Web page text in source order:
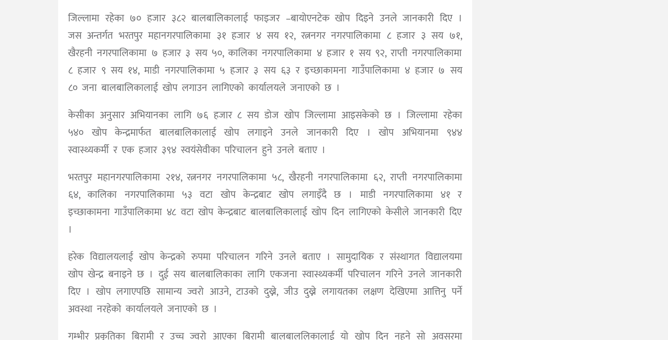
जिल्लामा रहेका ७० हजार ३८२ बालबालिकालाई फाइजर –बायोएनटेक खोप दिइने उनले जानकारी दिए ।
जस अन्तर्गत भरतपुर महानगरपालिकामा ३१ हजार ४ सय १२, रत्ननगर नगरपालिकामा ८ हजार ३ सय ७१,
खैरहनी नगरपालिकामा ७ हजार ३ सय ५०, कालिका नगरपालिकामा ४ हजार १ सय ९२, राप्ती नगरपालिकामा
८ हजार ९ सय १४, माडी नगरपालिकामा ५ हजार ३ सय ६३ र इच्छाकामना गाउँपालिकामा ४ हजार ७ सय
८० जना बालबालिकालाई खोप लगाउन लागिएको कार्यालयले जनाएको छ ।
केसीका अनुसार अभियानका लागि ७६ हजार ८ सय डोज खोप जिल्लामा आइसकेको छ । जिल्लामा रहेका
५४० खोप केन्द्रमार्फत बालबालिकालाई खोप लगाइने उनले जानकारी दिए । खोप अभियानमा ९४४
स्वास्थ्यकर्मी र एक हजार ३९४ स्वयंसेवीका परिचालन हुने उनले बताए ।
भरतपुर महानगरपालिकामा २१४, रत्ननगर नगरपालिकामा ५८, खैरहनी नगरपालिकामा ६२, राप्ती नगरपालिकामा
६४, कालिका नगरपालिकामा ५३ वटा खोप केन्द्रबाट खोप लगाइँदै छ । माडी नगरपालिकामा ४१ र
इच्छाकामना गाउँपालिकामा ४८ वटा खोप केन्द्रबाट बालबालिकालाई खोप दिन लागिएको केसीले जानकारी दिए
।
हरेक विद्यालयलाई खोप केन्द्रको रुपमा परिचालन गरिने उनले बताए । सामुदायिक र संस्थागत विद्यालयमा
खोप खेन्द्र बनाइने छ । दुई सय बालबालिकाका लागि एकजना स्वास्थ्यकर्मी परिचालन गरिने उनले जानकारी
दिए । खोप लगाएपछि सामान्य ज्वरो आउने, टाउको दुख्ने, जीउ दुख्ने लगायतका लक्षण देखिएमा आत्तिनु पर्ने
अवस्था नरहेको कार्यालयले जनाएको छ ।
गम्भीर प्रकृतिका बिरामी र उच्च ज्वरो आएका बिरामी बालबाललिकालाई यो खोप दिन नहुने सो अवसरमा